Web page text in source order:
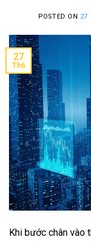
POSTED ON 27
27
Th6
Khi bước chân vào